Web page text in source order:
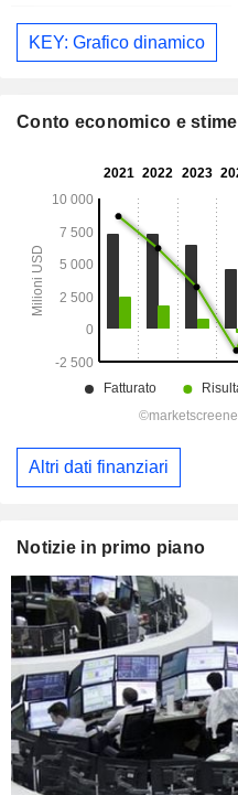
KEY: Grafico dinamico
Conto economico e stime
Altri dati finanziari
Notizie in primo piano